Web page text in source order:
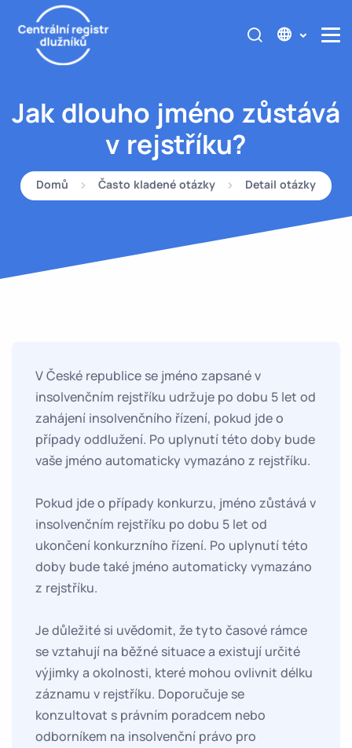
Jak dlouho jméno zůstává
v rejstříku?
Domů Často kladené otázky Detail otázky
V České republice se jméno zapsané v
insolvenčním rejstříku udržuje po dobu 5 let od
zahájení insolvenčního řízení, pokud jde o
případy oddlužení. Po uplynutí této doby bude
vaše jméno automaticky vymazáno z rejstříku.
Pokud jde o případy konkurzu, jméno zůstává v
insolvenčním rejstříku po dobu 5 let od
ukončení konkurzního řízení. Po uplynutí této
doby bude také jméno automaticky vymazáno
z rejstříku.
Je důležité si uvědomit, že tyto časové rámce
se vztahují na běžné situace a existují určité
výjimky a okolnosti, které mohou ovlivnit délku
záznamu v rejstříku. Doporučuje se
konzultovat s právním poradcem nebo
odborníkem na insolvenční právo pro